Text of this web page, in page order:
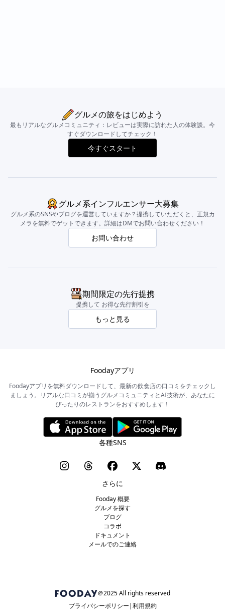
グルメの旅をはじめよう
最もリアルなグルメコミュニティ：レビューは実際に訪れた人の体験談。今
すぐダウンロードしてチェック！
今すぐスタート
グルメ系インフルエンサー大募集
グルメ系のSNSやブログを運営していますか？提携していただくと、正規カ
メラを無料でゲットできます。詳細はDMでお問い合わせください！
お問い合わせ
期間限定の先行提携
提携して お得な先行割引を
もっと見る
Foodayアプリ
Foodayアプリを無料ダウンロードして、最新の飲食店の口コミをチェックし
ましょう。リアルな口コミが揃うグルメコミュニティとAI技術が、あなたに
ぴったりのレストランをおすすめします！
各種SNS
さらに
Fooday 概要
グルメを探す
ブログ
コラボ
ドキュメント
メールでのご連絡
＠2025 All rights reserved
プライバシーポリシー 利用規約​